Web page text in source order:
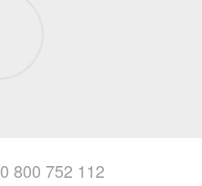
0 800 752 112